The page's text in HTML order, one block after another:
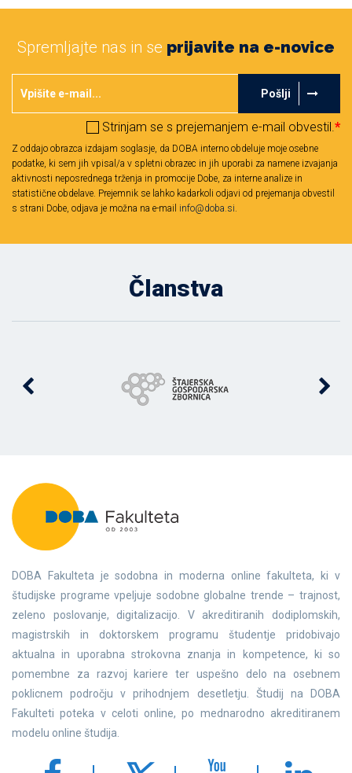
Spremljajte nas in se prijavite na e-novice
Pošlji
Strinjam se s prejemanjem e-mail obvestil.*
Z oddajo obrazca izdajam soglasje, da DOBA interno obdeluje moje osebne
podatke, ki sem jih vpisal/a v spletni obrazec in jih uporabi za namene izvajanja
aktivnosti neposrednega trženja in promocije Dobe, za interne analize in
statistične obdelave. Prejemnik se lahko kadarkoli odjavi od prejemanja obvestil
s strani Dobe, odjava je možna na e-mail info@doba.si
Članstva
DOBA Fakulteta je sodobna in moderna online fakulteta, ki v
študijske programe vpeljuje sodobne globalne trende – trajnost,
zeleno poslovanje, digitalizacijo. V akreditiranih dodiplomskih,
magistrskih in doktorskem programu študentje pridobivajo
aktualna in uporabna strokovna znanja in kompetence, ki so
pomembne za razvoj kariere ter uspešno delo na osebnem
poklicnem področju v prihodnjem desetletju. Študij na DOBA
Fakulteti poteka v celoti online, po mednarodno akreditiranem
modelu online študija.